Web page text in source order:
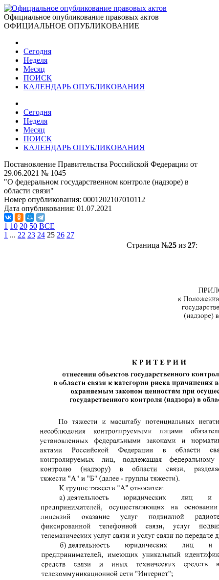
Официальное опубликование правовых актов
ОФИЦИАЛЬНОЕ ОПУБЛИКОВАНИЕ
Сегодня
Неделя
Месяц
ПОИСК
КАЛЕНДАРЬ ОПУБЛИКОВАНИЯ
Сегодня
Неделя
Месяц
ПОИСК
КАЛЕНДАРЬ ОПУБЛИКОВАНИЯ
Постановление Правительства Российской Федерации от
29.06.2021 № 1045
"О федеральном государственном контроле (надзоре) в
области связи"
Номер опубликования: 0001202107010112
Дата опубликования: 01.07.2021
1 10 20 50 ВСЕ
1 ... 22 23 24 25 26 27
Страница №25из 27: